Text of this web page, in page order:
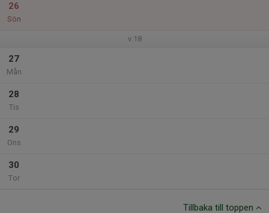
26
Sön
v.18
27
Mån
28
Tis
29
Ons
30
Tor
Tillbaka till toppen